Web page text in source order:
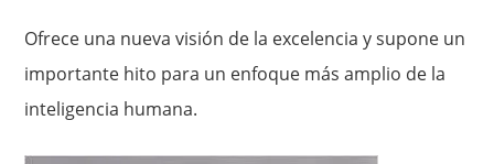
Ofrece una nueva visión de la excelencia y supone un
importante hito para un enfoque más amplio de la
inteligencia humana.